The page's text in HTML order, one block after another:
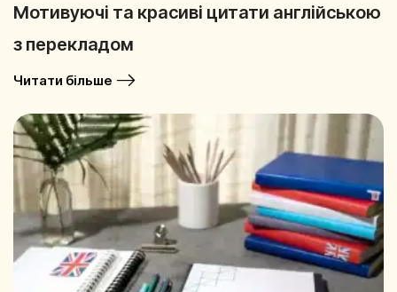
Мотивуючі та красиві цитати англійською
з перекладом
Читати більше